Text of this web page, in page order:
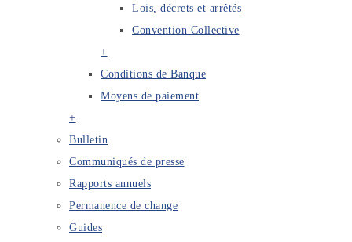
Lois, décrets et arrêtés
Convention Collective
+
Conditions de Banque
Moyens de paiement
+
Bulletin
Communiqués de presse
Rapports annuels
Permanence de change
Guides